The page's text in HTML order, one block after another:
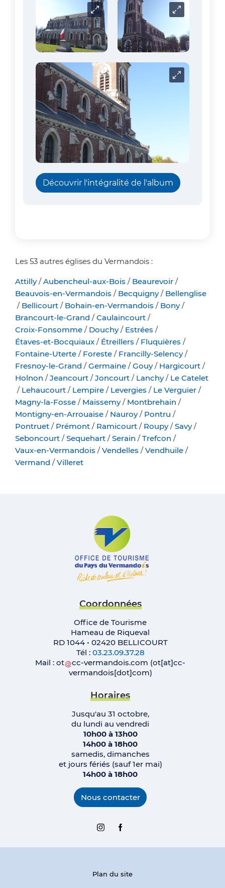
Carrousel
Découvrir l'intégralité de l'album
Les 53 autres églises du Vermandois :
Attilly/Aubencheul-aux-Bois / Beaurevoir /
Beauvois-en-Vermandois / Becquigny/ Bellenglise
/ Bellicourt / Bohain-en-Vermandois / Bony/
Brancourt-le-Grand /Caulaincourt /
Croix-Fonsomme / Douchy/ Estrées /
Étaves-et-Bocquiaux / Étreillers / Fluquières /
Fontaine-Uterte / Foreste / Francilly-Selency/
Fresnoy-le-Grand /Germaine /Gouy/ Hargicourt /
Holnon /Jeancourt /Joncourt / Lanchy/ Le Catelet
/ Lehaucourt / Lempire / Levergies / Le Verguier /
Magny-la-Fosse / Maissemy/ Montbrehain /
Montigny-en-Arrouaise / Nauroy/ Pontru /
Pontruet / Prémont / Ramicourt / Roupy/Savy/
Seboncourt /Sequehart /Serain /Trefcon /
Vaux-en-Vermandois /Vendelles /Vendhuile /
Vermand /Villeret
Coordonnées
Office de Tourisme
Hameau de Riqueval
RD 1044 • 02420 BELLICOURT
Tél : 03.23.09.37.28
Mail :ot cc-vermandois.com (ot[at]cc-
vermandois[dot]com)
Horaires
Jusqu'au 31 octobre,
du lundi au vendredi
10h00 à 13h00
14h00 à 18h00
samedis, dimanches
et jours fériés (sauf 1er mai)
14h00 à 18h00
Nous contacter
InstagramFacebook
Plan du site